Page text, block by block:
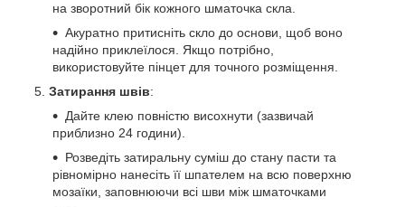
на зворотний бік кожного шматочка скла.
Акуратно притисніть скло до основи, щоб воно
надійно приклеїлося. Якщо потрібно,
використовуйте пінцет для точного розміщення.
Затирання швів:
Дайте клею повністю висохнути (зазвичай
приблизно 24 години).
Розведіть затиральну суміш до стану пасти та
рівномірно нанесіть її шпателем на всю поверхню
мозаїки, заповнюючи всі шви між шматочками